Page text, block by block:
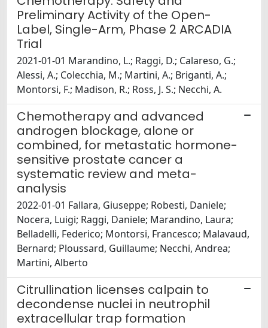
Preliminary Activity of the Open-
Label, Single-Arm, Phase 2 ARCADIA
Trial
2021-01-01 Marandino, L.; Raggi, D.; Calareso, G.;
Alessi, A.; Colecchia, M.; Martini, A.; Briganti, A.;
Montorsi, F.; Madison, R.; Ross, J. S.; Necchi, A.
Chemotherapy and advanced
androgen blockage, alone or
combined, for metastatic hormone-
sensitive prostate cancer a
systematic review and meta-
analysis
2022-01-01 Fallara, Giuseppe; Robesti, Daniele;
Nocera, Luigi; Raggi, Daniele; Marandino, Laura;
Belladelli, Federico; Montorsi, Francesco; Malavaud,
Bernard; Ploussard, Guillaume; Necchi, Andrea;
Martini, Alberto
Citrullination licenses calpain to
decondense nuclei in neutrophil
extracellular trap formation